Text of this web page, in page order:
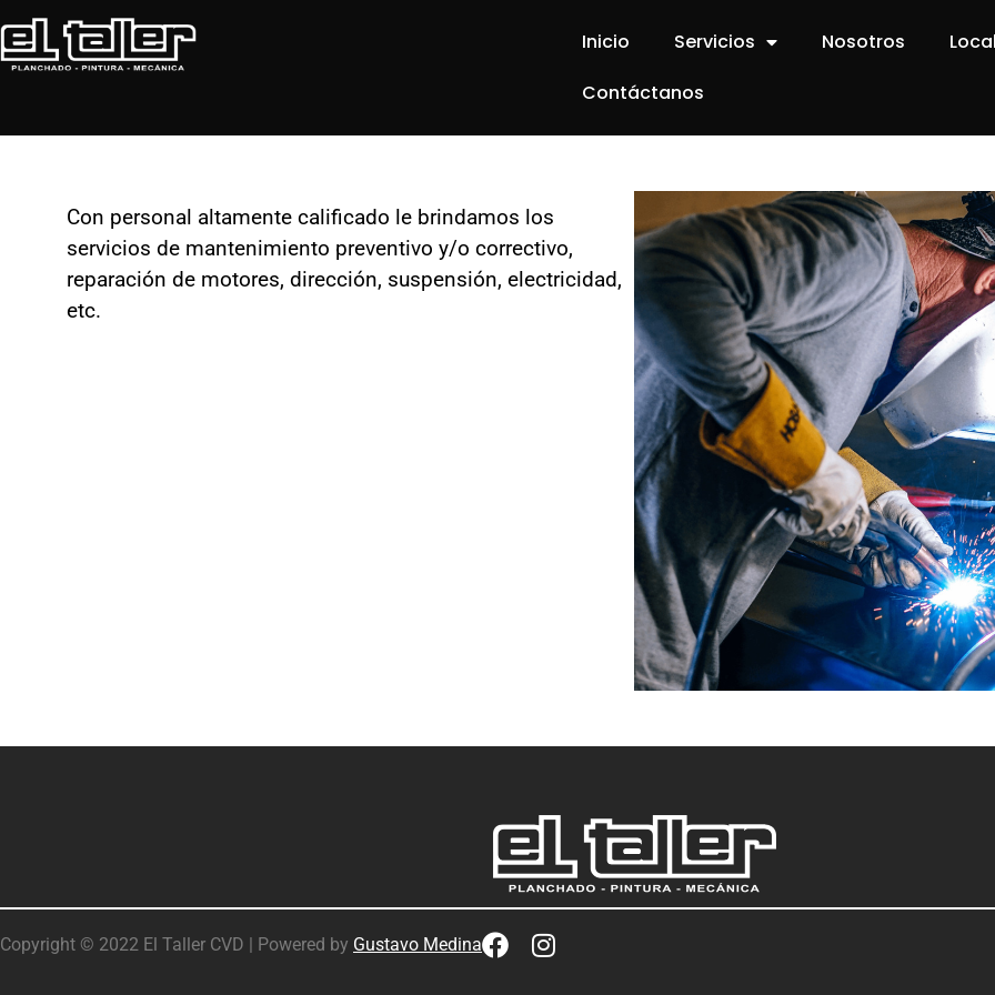
Inicio Servicios Nosotros
Contáctanos
Con personal altamente calificado le brindamos los
servicios de mantenimiento preventivo y/o correctivo,
reparación de motores, dirección, suspensión, electricidad,
etc.
Copyright © 2022 El Taller CVD | Powered by Gustavo Medina